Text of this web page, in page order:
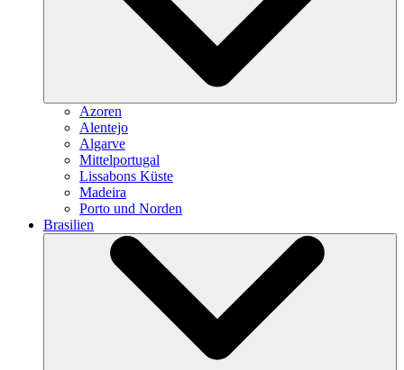
Azoren
Alentejo
Algarve
Mittelportugal
Lissabons Küste
Madeira
Porto und Norden
Brasilien